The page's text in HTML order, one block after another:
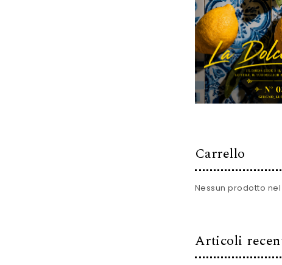
Carrello
Nessun prodotto
Articoli